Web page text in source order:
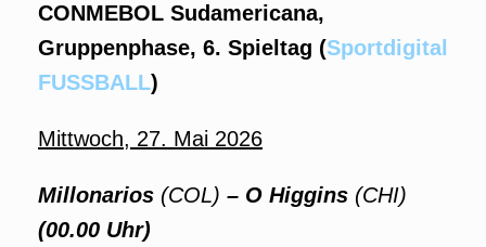
CONMEBOL Sudamericana,
Gruppenphase, 6. Spieltag (Sportdigital
FUSSBALL)
Mittwoch, 27. Mai 2026
Millonarios (COL) – O Higgins (CHI)
(00.00 Uhr)